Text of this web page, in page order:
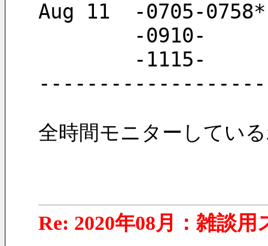
-
-
全時間モニターしてい
Re: 2020年08月：雑談用